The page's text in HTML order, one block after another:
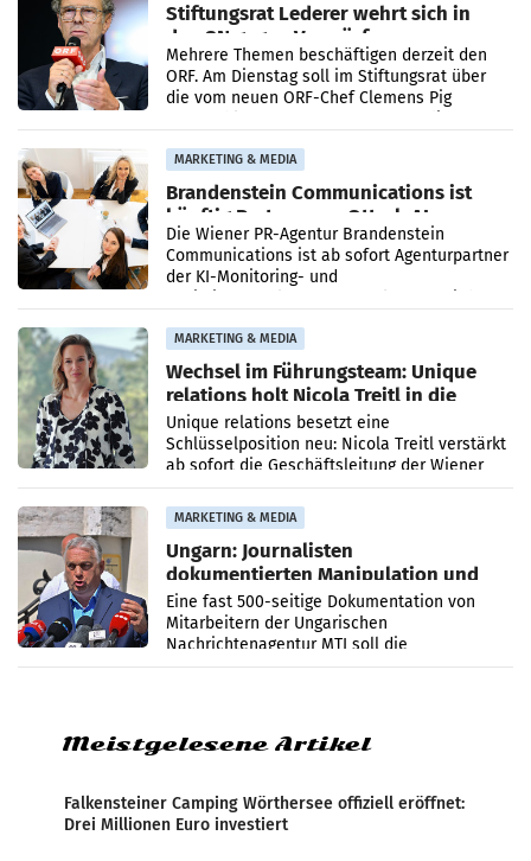
Stiftungsrat Lederer wehrt sich in
den SN gegen Vorwürfe
Mehrere Themen beschäftigen derzeit den
ORF. Am Dienstag soll im Stiftungsrat über
die vom neuen ORF-Chef Clemens Pig
MARKETING & MEDIA
Brandenstein Communications ist
künftig Partner von OtterlyAI
Die Wiener PR-Agentur Brandenstein
Communications ist ab sofort Agenturpartner
der KI-Monitoring- und
MARKETING & MEDIA
Wechsel im Führungsteam: Unique
relations holt Nicola Treitl in die
Geschäftsleitung
Unique relations besetzt eine
Schlüsselposition neu: Nicola Treitl verstärkt
ab sofort die Geschäftsleitung der Wiener
PR-Agentur an der Seite von Josef Kalina und
Anna Kalina-Mahr.
MARKETING & MEDIA
Ungarn: Journalisten
dokumentierten Manipulation und
Zensur
Eine fast 500-seitige Dokumentation von
Mitarbeitern der Ungarischen
Nachrichtenagentur MTI soll die
systematische Nachrichten-Manipulation und
Meistgelesene Artikel
Falkensteiner Camping Wörthersee offiziell eröffnet:
Drei Millionen Euro investiert